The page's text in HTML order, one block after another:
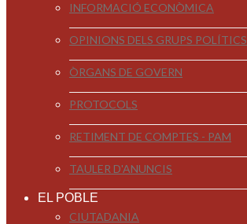
INFORMACIÓ ECONÒMICA
OPINIONS DELS GRUPS POLÍTICS
ÒRGANS DE GOVERN
PROTOCOLS
RETIMENT DE COMPTES - PAM
TAULER D'ANUNCIS
EL POBLE
CIUTADANIA